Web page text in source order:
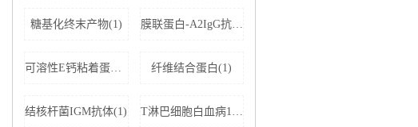
糖基化终末产物(1) 膜联蛋白-A2IgG抗体(1)
可溶性E钙粘着蛋白;可溶性上皮性钙黏附蛋白(1) 纤维结合蛋白(1)
结核杆菌IGM抗体(1) T淋巴细胞白血病1+2型病毒(1)